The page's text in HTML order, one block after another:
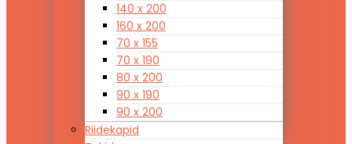
140 x 200
160 x 200
70 x 155
70 x 190
80 x 200
90 x 190
90 x 200
Riidekapid